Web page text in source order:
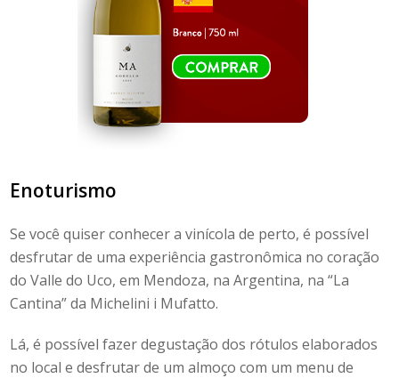
Enoturismo
Se você quiser conhecer a vinícola de perto, é possível
desfrutar de uma experiência gastronômica no coração
doValle do Uco, em Mendoza, na Argentina, na “La
Cantina” da Michelini i Mufatto.
Lá, é possível fazer degustação dos rótulos elaborados
no local e desfrutar de um almoço com um menu de